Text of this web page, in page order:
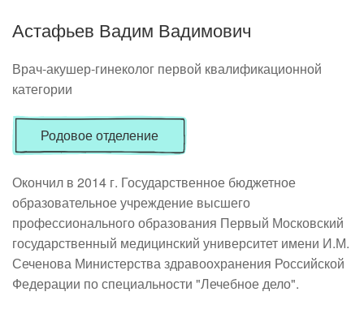
Астафьев Вадим Вадимович
Врач-акушер-гинеколог первой квалификационной
категории
Родовое отделение
Окончил в 2014 г. Государственное бюджетное
образовательное учреждение высшего
профессионального образования Первый Московский
государственный медицинский университет имени И.М.
Сеченова Министерства здравоохранения Российской
Федерации по специальности "Лечебное дело".